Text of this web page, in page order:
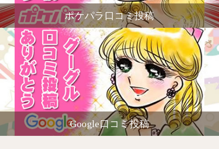
ポケパラ口コミ投稿
Google口コミ投稿